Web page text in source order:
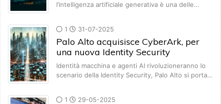
l’intelligenza artificiale generativa è una delle…
1 31-07-2025
Palo Alto acquisisce CyberArk, per
una nuova Identity Security
Identità macchina e agenti AI rivoluzioneranno lo
scenario della Identity Security, Palo Alto si porta…
1 29-05-2025